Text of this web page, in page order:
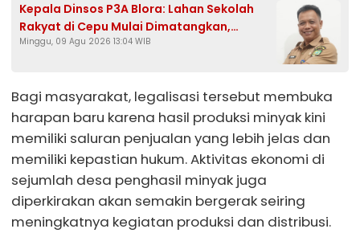
Kepala Dinsos P3A Blora: Lahan Sekolah
Rakyat di Cepu Mulai Dimatangkan,
Anggaran Rp12,63 Miliar
Minggu, 09 Agu 2026 13:04 WIB
Bagi masyarakat, legalisasi tersebut membuka
harapan baru karena hasil produksi minyak kini
memiliki saluran penjualan yang lebih jelas dan
memiliki kepastian hukum. Aktivitas ekonomi di
sejumlah desa penghasil minyak juga
diperkirakan akan semakin bergerak seiring
meningkatnya kegiatan produksi dan distribusi.